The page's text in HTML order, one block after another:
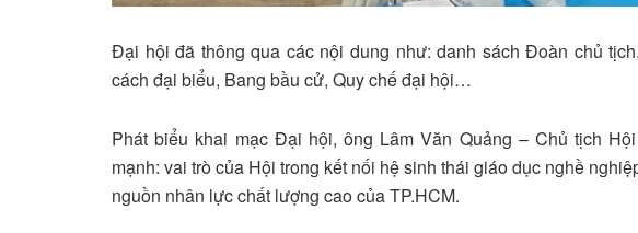
Đại hội đã thông qua các nội dung như: danh sách Đoàn chủ
cách đại biểu, Bang bầu cử, Quy chế đại hội…
Phát biểu khai mạc Đại hội, ông Lâm Văn Quảng – Chủ tịch
mạnh: vai trò của Hội trong kết nối hệ sinh thái giáo dục nghề
nguồn nhân lực chất lượng cao của TP.HCM.